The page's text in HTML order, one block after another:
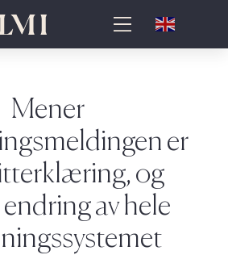
Mener
er
og
av hele